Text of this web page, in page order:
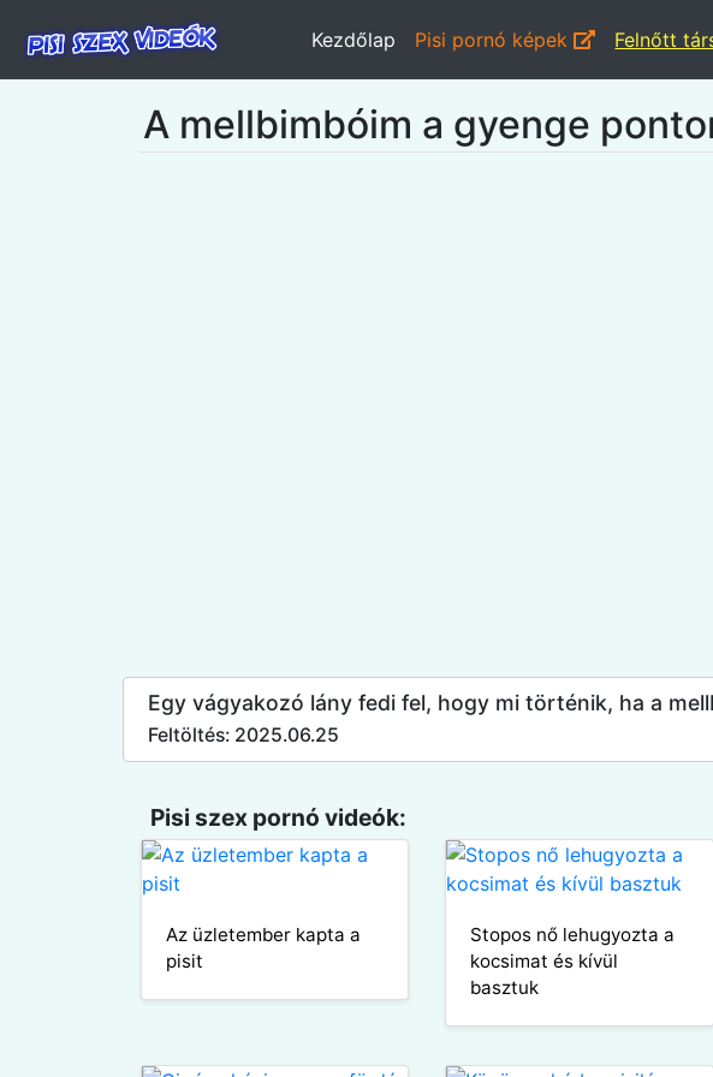
Kezdőlap Pisi pornó képek Felnőtt
A mellbimbóim a gyenge
Egy vágyakozó lány fedi fel, hogy mi történik, ha a
Feltöltés: 2025.06.25
Pisi szex pornó videók:
Az üzletember kapta a
pisit
Stopos nő lehugyozta a
kocsimat és kívül
basztuk